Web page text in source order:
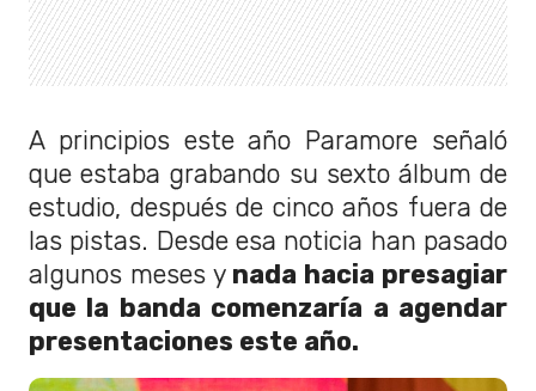
A principios este año Paramore señaló
que estaba grabando su sexto álbum de
estudio, después de cinco años fuera de
las pistas. Desde esa noticia han pasado
algunos meses ynada hacia presagiar
que la banda comenzaría a agendar
presentaciones este año.